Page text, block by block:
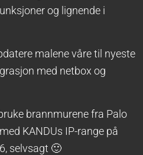
og lignende i
malene våre til nyeste
med netbox og
brannmurene fra Palo
KANDUs IP-range på
selvsagt 🙂